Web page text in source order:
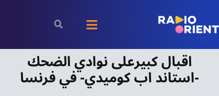
content
Toggle
Navigationالرئيسية
بودكاست
اقبال كبيرعلى نوادي الضحك
-استاند اب كوميدي- في فرنسا